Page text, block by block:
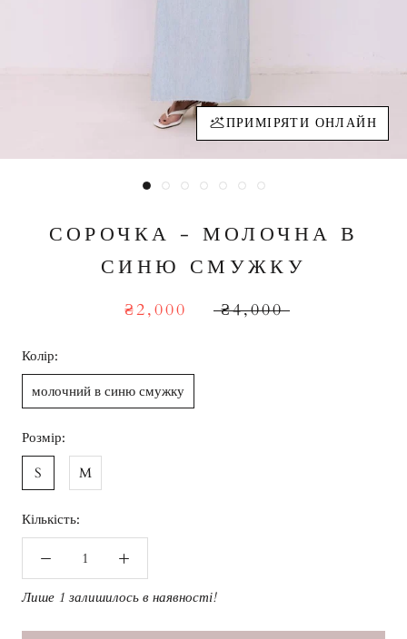
ПРИМІРЯТИ ОНЛАЙН
СОРОЧКА - МОЛОЧНА В
СИНЮ СМУЖКУ
₴2,000 ₴4,000
Колір:
молочний в синю смужку
Розмір:
S
M
Кількість:
Лише 1 залишилось в наявності!